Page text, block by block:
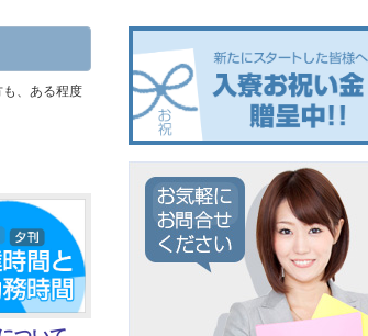
、ある程度